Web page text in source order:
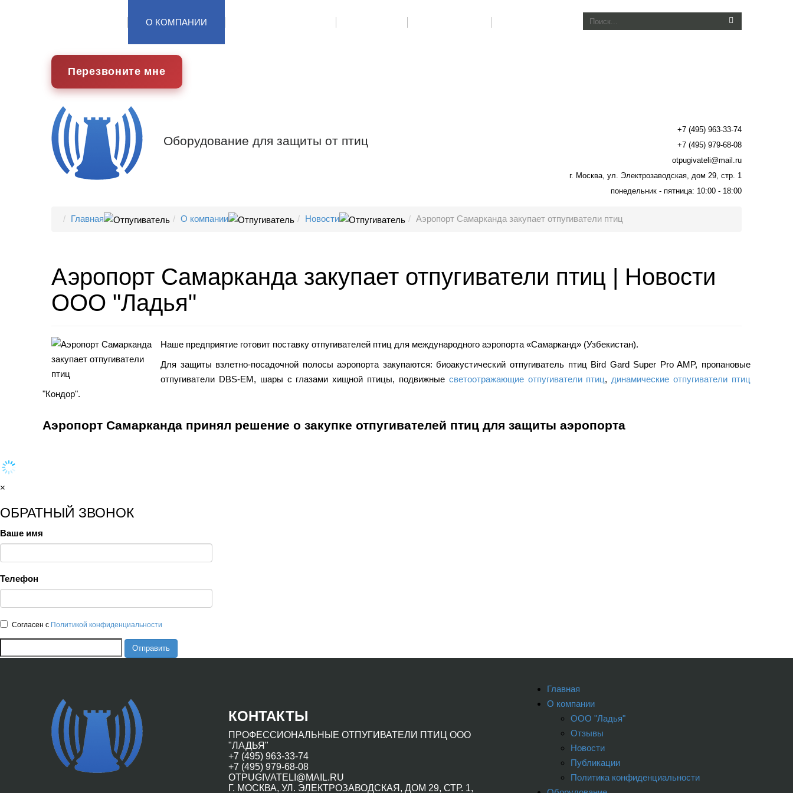
О КОМПАНИИ
Перезвоните мне
Оборудование для защиты от птиц
+7 (495) 963-33-74
+7 (495) 979-68-08
otpugivateli@mail.ru
г. Москва, ул. Электрозаводская, дом 29, стр. 1
понедельник - пятница: 10:00 - 18:00
Главная О компании Новости Аэропорт Самарканда закупает отпугиватели птиц
Аэропорт Самарканда закупает отпугиватели птиц | Новости
ООО "Ладья"
Наше предприятие готовит поставку отпугивателей птиц для международного аэропорта «Самарканд» (Узбекистан).
Для защиты взлетно-посадочной полосы аэропорта закупаются: биоакустический отпугиватель птиц Bird Gard Super Pro AMP, пропановые
отпугиватели DBS-EM, шары с глазами хищной птицы, подвижные светоотражающие отпугиватели птиц, динамические отпугиватели птиц
"Кондор".
Аэропорт Самарканда принял решение о закупке отпугивателей птиц для защиты аэропорта
×
ОБРАТНЫЙ ЗВОНОК
Ваше имя
Телефон
Согласен с Политикой конфиденциальности
Отправить
КОНТАКТЫ
ПРОФЕССИОНАЛЬНЫЕ ОТПУГИВАТЕЛИ ПТИЦ ООО
"ЛАДЬЯ"
+7 (495) 963-33-74
+7 (495) 979-68-08
OTPUGIVATELI@MAIL.RU
Г. МОСКВА, УЛ. ЭЛЕКТРОЗАВОДСКАЯ, ДОМ 29, СТР. 1,
Главная
О компании
ООО "Ладья"
Отзывы
Новости
Публикации
Политика конфиденциальности